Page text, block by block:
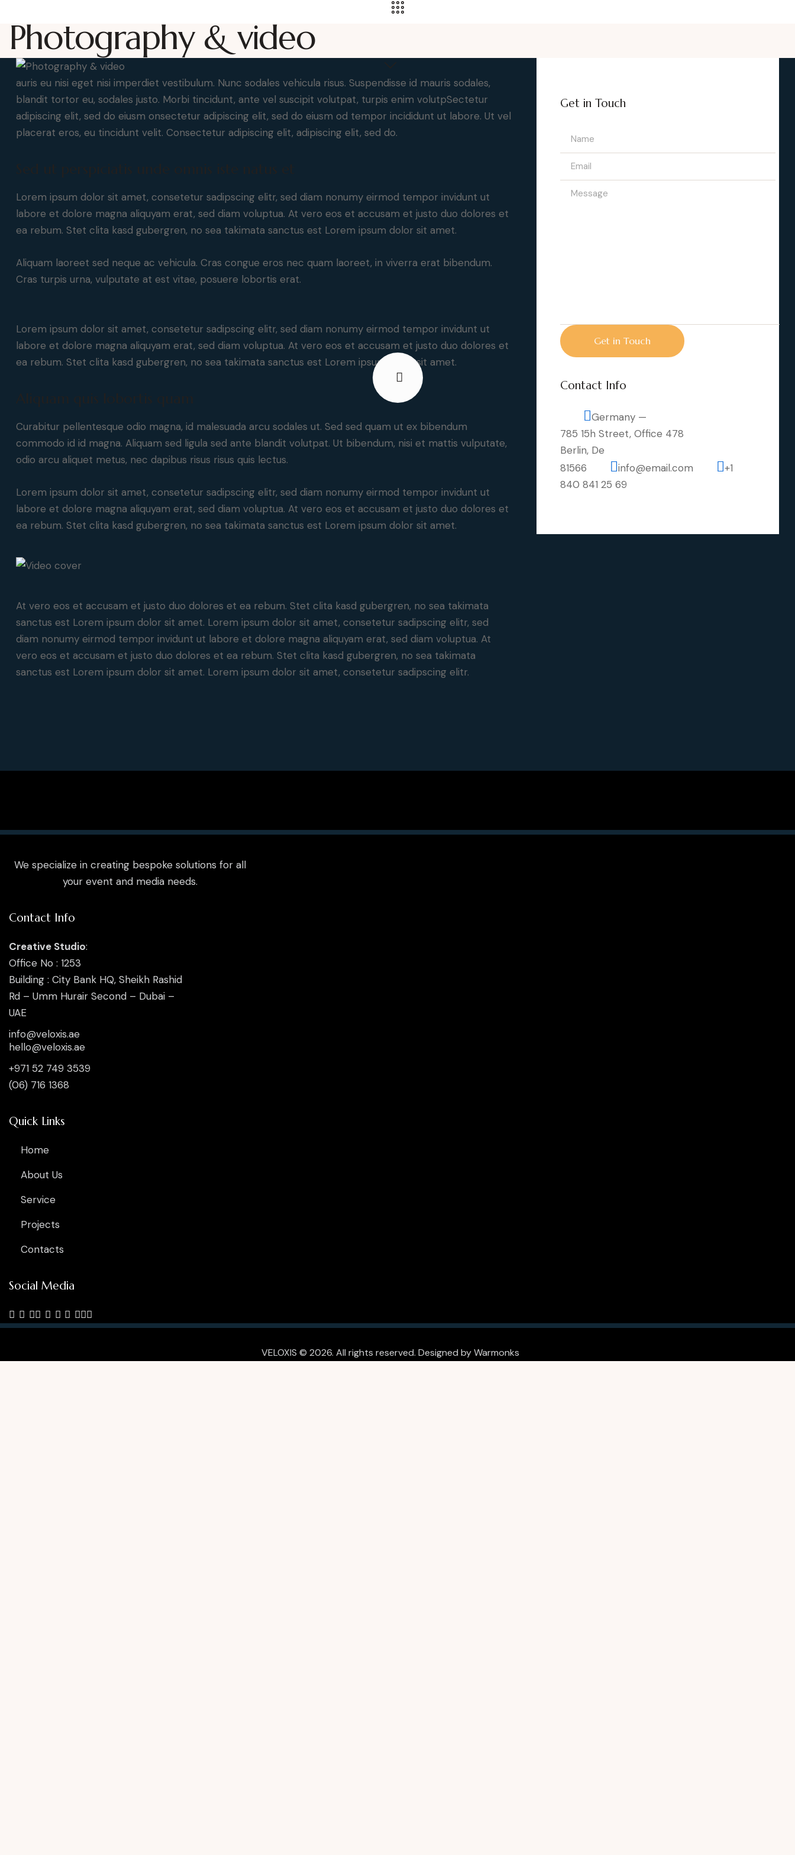
Photography & video
auris eu nisi eget nisi imperdiet vestibulum. Nunc sodales vehicula risus. Suspendisse id mauris sodales,
blandit tortor eu, sodales justo. Morbi tincidunt, ante vel suscipit volutpat, turpis enim volutpSectetur
adipiscing elit, sed do eiusm onsectetur adipiscing elit, sed do eiusm od tempor incididunt ut labore. Ut vel
placerat eros, eu tincidunt velit. Consectetur adipiscing elit, adipiscing elit, sed do.
Lorem ipsum dolor sit amet, consetetur sadipscing elitr, sed diam nonumy eirmod tempor invidunt ut
labore et dolore magna aliquyam erat, sed diam voluptua. At vero eos et accusam et justo duo dolores et
ea rebum. Stet clita kasd gubergren, no sea takimata sanctus est Lorem ipsum dolor sit amet.
Aliquam laoreet sed neque ac vehicula. Cras congue eros nec quam laoreet, in viverra erat bibendum.
Cras turpis urna, vulputate at est vitae, posuere lobortis erat.
Lorem ipsum dolor sit amet, consetetur sadipscing elitr, sed diam nonumy eirmod tempor invidunt ut
labore et dolore magna aliquyam erat, sed diam voluptua. At vero eos et accusam et justo duo dolores et
ea rebum. Stet clita kasd gubergren, no sea takimata sanctus est Lorem ipsum dolor sit amet.
Curabitur pellentesque odio magna, id malesuada arcu sodales ut. Sed sed quam ut ex bibendum
commodo id id magna. Aliquam sed ligula sed ante blandit volutpat. Ut bibendum, nisi et mattis vulputate,
odio arcu aliquet metus, nec dapibus risus risus quis lectus.
Lorem ipsum dolor sit amet, consetetur sadipscing elitr, sed diam nonumy eirmod tempor invidunt ut
labore et dolore magna aliquyam erat, sed diam voluptua. At vero eos et accusam et justo duo dolores et
ea rebum. Stet clita kasd gubergren, no sea takimata sanctus est Lorem ipsum dolor sit amet.
At vero eos et accusam et justo duo dolores et ea rebum. Stet clita kasd gubergren, no sea takimata
sanctus est Lorem ipsum dolor sit amet. Lorem ipsum dolor sit amet, consetetur sadipscing elitr, sed
diam nonumy eirmod tempor invidunt ut labore et dolore magna aliquyam erat, sed diam voluptua. At
vero eos et accusam et justo duo dolores et ea rebum. Stet clita kasd gubergren, no sea takimata
sanctus est Lorem ipsum dolor sit amet. Lorem ipsum dolor sit amet, consetetur sadipscing elitr.
Get in Touch
Contact Info
Germany —
785 15h Street, Office 478
Berlin, De
81566
info@email.com
+1
840 841 25 69
We specialize in creating bespoke solutions for all
your event and media needs.
Contact Info
Creative Studio:
Office No : 1253
Building : City Bank HQ, Sheikh Rashid
Rd – Umm Hurair Second – Dubai –
UAE
info@veloxis.ae
hello@veloxis.ae
+971 52 749 3539
(06) 716 1368
Quick Links
Home
About Us
Service
Projects
Contacts
Social Media
VELOXIS © 2026. All rights reserved. Designed byWarmonks